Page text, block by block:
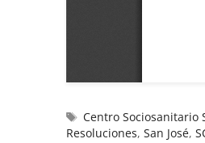
Centro Sociosanitario
Resoluciones, San José,